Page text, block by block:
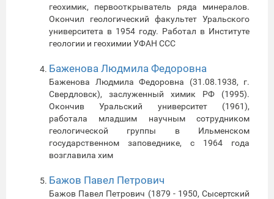
геохимик, первооткрыватель ряда минералов.
Окончил геологический факультет Уральского
университета в 1954 году. Работал в Институте
геологии и геохимии УФАН ССС
Баженова Людмила Федоровна
Баженова Людмила Федоровна (31.08.1938, г.
Свердловск), заслуженный химик РФ (1995).
Окончив Уральский университет (1961),
работала младшим научным сотрудником
геологической группы в Ильменском
государственном заповеднике, с 1964 года
возглавила хим
Бажов Павел Петрович
Бажов Павел Петрович (1879 - 1950, Сысертский